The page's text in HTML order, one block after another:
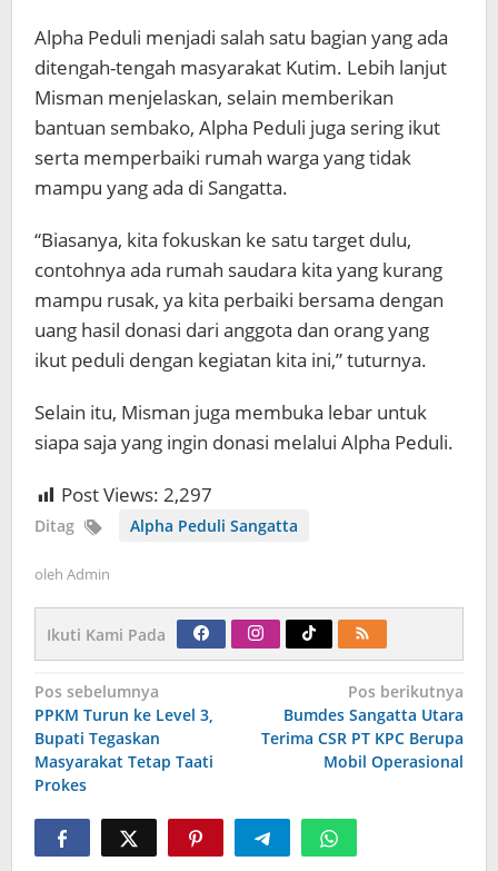
Alpha Peduli menjadi salah satu bagian yang ada
ditengah-tengah masyarakat Kutim. Lebih lanjut
Misman menjelaskan, selain memberikan
bantuan sembako, Alpha Peduli juga sering ikut
serta memperbaiki rumah warga yang tidak
mampu yang ada di Sangatta.
“Biasanya, kita fokuskan ke satu target dulu,
contohnya ada rumah saudara kita yang kurang
mampu rusak, ya kita perbaiki bersama dengan
uang hasil donasi dari anggota dan orang yang
ikut peduli dengan kegiatan kita ini,” tuturnya.
Selain itu, Misman juga membuka lebar untuk
siapa saja yang ingin donasi melalui Alpha Peduli.
Post Views: 2,297
Ditag Alpha Peduli Sangatta
oleh Admin
Ikuti Kami Pada
Navigasi
pos
Pos sebelumnya
PPKM Turun ke Level 3,
Bupati Tegaskan
Masyarakat Tetap Taati
Prokes
Pos berikutnya
Bumdes Sangatta Utara
Terima CSR PT KPC Berupa
Mobil Operasional